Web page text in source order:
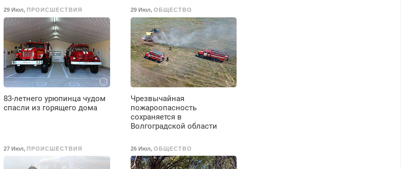
ТК РФ. График работы
любой. Бесплатное
проживание. З/п – до
96000 рублей до
вычета налогов.
Ежемесячно
выплачивается
денежная премия.
Возможно бесплатное
обучение, получение
документов, работа
инспектором по
безопасности с з/п до
125000 руб.
29 Июл, ПРОИСШЕСТВИЯ
83-летнего урюпинца чудом
спасли из горящего дома
29 Июл, ОБЩЕСТВО
Чрезвычайная
пожароопасность
сохраняется в
Волгоградской области
27 Июл, ПРОИСШЕСТВИЯ 26 Июл, ОБЩЕСТВО